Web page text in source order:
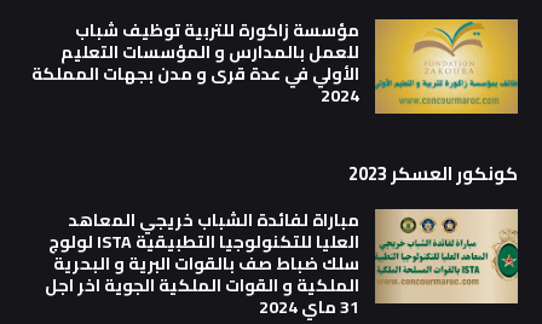
مؤسسة زاكورة للتربية توظيف شباب
للعمل بالمدارس و المؤسسات التعليم
الأولي في عدة قرى و مدن بجهات المملكة
2024
كونكور العسكر 2023
مباراة لفائدة الشباب خريجي المعاهد
العليا للتكنولوجيا التطبيقية ISTA لولوج
سلك ضباط صف بالقوات البرية و البحرية
الملكية و القوات الملكية الجوية اخر اجل
31 ماي 2024